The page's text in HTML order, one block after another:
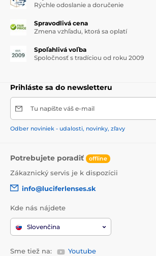
Rýchle odoslanie a doručenie
Spravodlivá cena
Zmena vzhľadu, ktorá sa oplatí
Spoľahlivá voľba
Spoločnosť s tradíciou od roku 2009
Prihláste sa do newsletteru
Tu napíšte váš e-mail
Odber noviniek - udalosti, novinky, zľavy
Potrebujete poradiť offline
Zákaznický servis je k dispozícii
info@luciferlenses.sk
Kde nás nájdete
Slovenčina
Sme tiež na: Youtube